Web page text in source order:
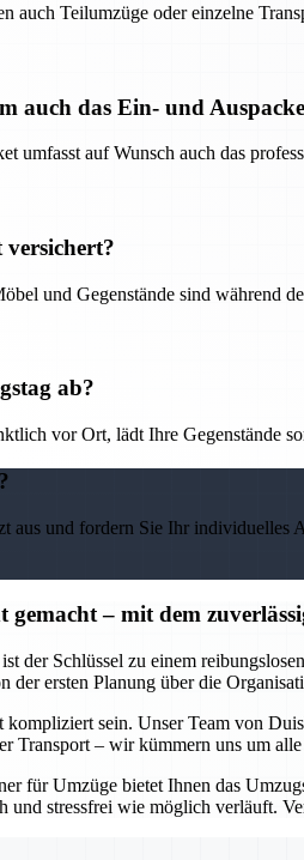
auch Teilumzüge oder einzelne
auch das Ein- und
umfasst auf Wunsch auch das
versichert?
und Gegenstände sind während
ab?
vor Ort, lädt Ihre Gegenstände
aus und fordern Sie Ihr individuelles
gemacht – mit dem
der Schlüssel zu einem
der ersten Planung über die
kompliziert sein. Unser Team von
Transport – wir kümmern uns um
für Umzüge bietet Ihnen das
und stressfrei wie möglich verläuft.